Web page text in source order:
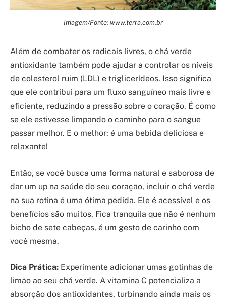
Imagem/Fonte: www.terra.com.br
Além de combater os radicais livres, o chá verde
antioxidante também pode ajudar a controlar os níveis
de colesterol ruim (LDL) e triglicerídeos. Isso significa
que ele contribui para um fluxo sanguíneo mais livre e
eficiente, reduzindo a pressão sobre o coração. É como
se ele estivesse limpando o caminho para o sangue
passar melhor. E o melhor: é uma bebida deliciosa e
relaxante!
Então, se você busca uma forma natural e saborosa de
dar um up na saúde do seu coração, incluir o chá verde
na sua rotina é uma ótima pedida. Ele é acessível e os
benefícios são muitos. Fica tranquila que não é nenhum
bicho de sete cabeças, é um gesto de carinho com
você mesma.
Dica Prática: Experimente adicionar umas gotinhas de
limão ao seu chá verde. A vitamina C potencializa a
absorção dos antioxidantes, turbinando ainda mais os